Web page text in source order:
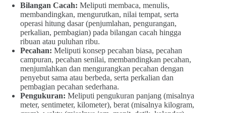
Bilangan Cacah: Meliputi membaca, menulis,
membandingkan, mengurutkan, nilai tempat, serta
operasi hitung dasar (penjumlahan, pengurangan,
perkalian, pembagian) pada bilangan cacah hingga
ribuan atau puluhan ribu.
Pecahan: Meliputi konsep pecahan biasa, pecahan
campuran, pecahan senilai, membandingkan pecahan,
menjumlahkan dan mengurangkan pecahan dengan
penyebut sama atau berbeda, serta perkalian dan
pembagian pecahan sederhana.
Pengukuran: Meliputi pengukuran panjang (misalnya
meter, sentimeter, kilometer), berat (misalnya kilogram,